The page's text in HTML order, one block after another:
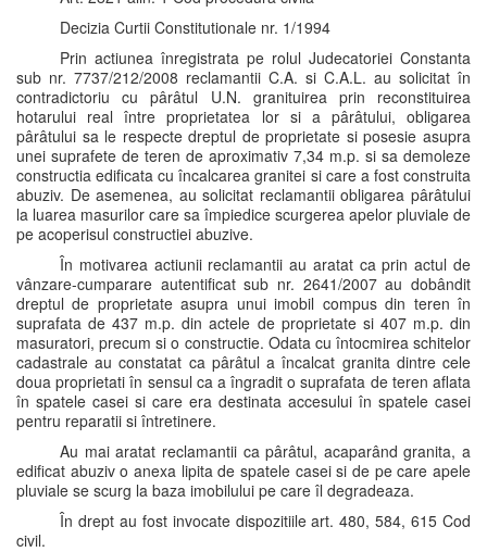
Decizia Curtii Constitutionale nr. 1/1994
Prin actiunea înregistrata pe rolul Judecatoriei Constanta
sub nr. 7737/212/2008 reclamantii C.A. si C.A.L. au solicitat în
contradictoriu cu pârâtul U.N. granituirea prin reconstituirea
hotarului real între proprietatea lor si a pârâtului, obligarea
pârâtului sa le respecte dreptul de proprietate si posesie asupra
unei suprafete de teren de aproximativ 7,34 m.p. si sa demoleze
constructia edificata cu încalcarea granitei si care a fost construita
abuziv. De asemenea, au solicitat reclamantii obligarea pârâtului
la luarea masurilor care sa împiedice scurgerea apelor pluviale de
pe acoperisul constructiei abuzive.
În motivarea actiunii reclamantii au aratat ca prin actul de
vânzare-cumparare autentificat sub nr. 2641/2007 au dobândit
dreptul de proprietate asupra unui imobil compus din teren în
suprafata de 437 m.p. din actele de proprietate si 407 m.p. din
masuratori, precum si o constructie. Odata cu întocmirea schitelor
cadastrale au constatat ca pârâtul a încalcat granita dintre cele
doua proprietati în sensul ca a îngradit o suprafata de teren aflata
în spatele casei si care era destinata accesului în spatele casei
pentru reparatii si întretinere.
Au mai aratat reclamantii ca pârâtul, acaparând granita, a
edificat abuziv o anexa lipita de spatele casei si de pe care apele
pluviale se scurg la baza imobilului pe care îl degradeaza.
În drept au fost invocate dispozitiile art. 480, 584, 615 Cod
civil.